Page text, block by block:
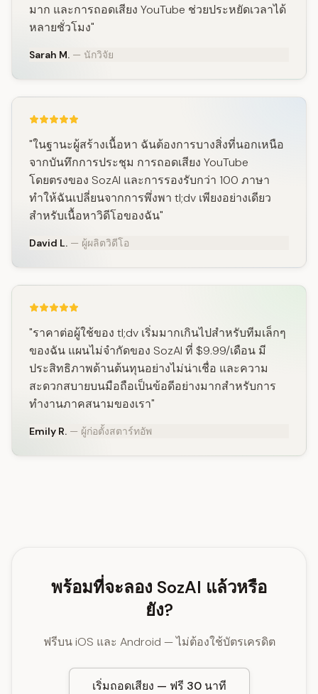
มาก และการถอดเสียง YouTube ช่วยประหยัดเวลาได้
หลายชั่วโมง"
Sarah M. — นักวิจัย
"ในฐานะผู้สร้างเนื้อหา ฉันต้องการบางสิ่งที่นอกเหนือ
จากบันทึกการประชุม การถอดเสียง YouTube
โดยตรงของ SozAI และการรองรับกว่า 100 ภาษา
ทำให้ฉันเปลี่ยนจากการพึ่งพา tl;dv เพียงอย่างเดียว
สำหรับเนื้อหาวิดีโอของฉัน"
David L. — ผู้ผลิตวิดีโอ
"ราคาต่อผู้ใช้ของ tl;dv เริ่มมากเกินไปสำหรับทีมเล็กๆ
ของฉัน แผนไม่จำกัดของ SozAI ที่ $9.99/เดือน มี
ประสิทธิภาพด้านต้นทุนอย่างไม่น่าเชื่อ และความ
สะดวกสบายบนมือถือเป็นข้อดีอย่างมากสำหรับการ
ทำงานภาคสนามของเรา"
Emily R. — ผู้ก่อตั้งสตาร์ทอัพ
พร้อมที่จะลอง SozAI แล้วหรือ
ยัง?
ฟรีบน iOS และ Android — ไม่ต้องใช้บัตรเครดิต
เริ่มถอดเสียง — ฟรี 30 นาที